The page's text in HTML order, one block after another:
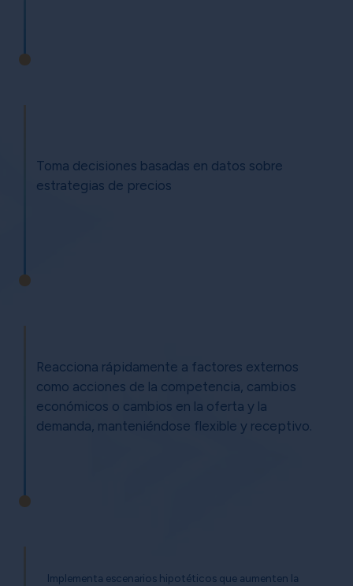
Toma decisiones basadas en datos sobre
estrategias de precios
Reacciona rápidamente a factores externos
como acciones de la competencia, cambios
económicos o cambios en la oferta y la
demanda, manteniéndose flexible y receptivo.
Implementa escenarios hipotéticos que aumenten la